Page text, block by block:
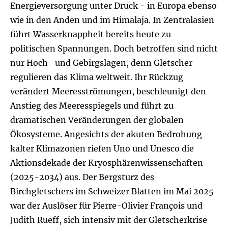
Energieversorgung unter Druck - in Europa ebenso
wie in den Anden und im Himalaja. In Zentralasien
führt Wasserknappheit bereits heute zu
politischen Spannungen. Doch betroffen sind nicht
nur Hoch- und Gebirgslagen, denn Gletscher
regulieren das Klima weltweit. Ihr Rückzug
verändert Meeresströmungen, beschleunigt den
Anstieg des Meeresspiegels und führt zu
dramatischen Veränderungen der globalen
Ökosysteme. Angesichts der akuten Bedrohung
kalter Klimazonen riefen Uno und Unesco die
Aktionsdekade der Kryosphärenwissenschaften
(2025-2034) aus. Der Bergsturz des
Birchgletschers im Schweizer Blatten im Mai 2025
war der Auslöser für Pierre-Olivier François und
Judith Rueff, sich intensiv mit der Gletscherkrise